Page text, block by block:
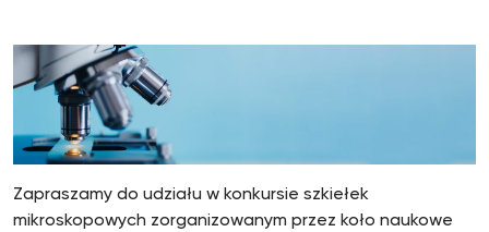
Zapraszamy do udziału w konkursie szkiełek
mikroskopowych zorganizowanym przez koło naukowe